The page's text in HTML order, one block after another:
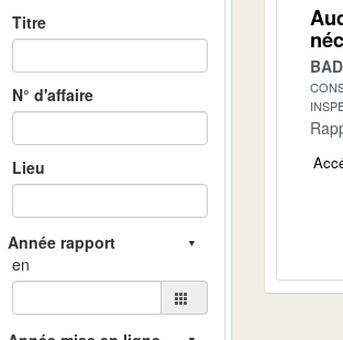
Titre
N° d'affaire
Lieu
en